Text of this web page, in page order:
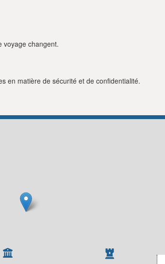
voyage changent.
en matière de sécurité et de confidentialité.